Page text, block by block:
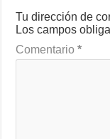
Tu dirección de
Los campos
Comentario*